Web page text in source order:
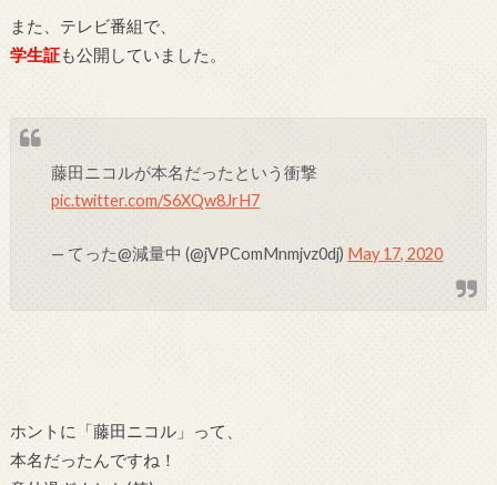
また、テレビ番組で、
学生証も公開していました。
藤田ニコルが本名だったという衝撃
pic.twitter.com/S6XQw8JrH7
— てった@減量中 (@jVPComMnmjvz0dj) May 17, 2020
ホントに「藤田ニコル」って、
本名だったんですね！